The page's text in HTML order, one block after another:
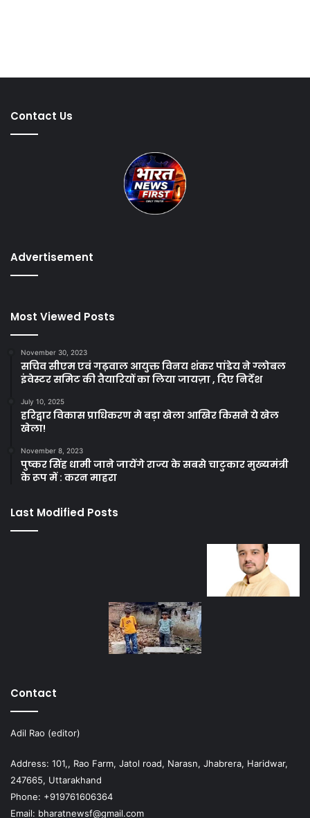
Contact Us
Advertisement
Most Viewed Posts
November 30, 2023
सचिव सीएम एवं गढ़वाल आयुक्त विनय शंकर पांडेय ने ग्लोबल
इंवेस्टर समिट की तैयारियों का लिया जायज़ा , दिए निर्देश
July 10, 2025
हरिद्वार विकास प्राधिकरण मे बड़ा खेला आखिर किसने ये खेल
खेला!
November 8, 2023
पुष्कर सिंह धामी जाने जायेंगे राज्य के सबसे चाटुकार मुख्यमंत्री
के रूप में : करन माहरा
Last Modified Posts
Contact
Adil Rao (editor)
Address: 101,, Rao Farm, Jatol road, Narasn, Jhabrera, Haridwar,
247665, Uttarakhand
Phone: +919761606364
Email: bharatnewsf@gmail.com